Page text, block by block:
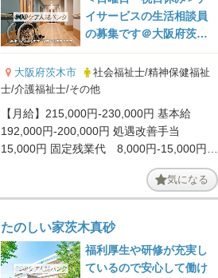
イサービスの生活相談員
の募集です＠大阪府茨木
市
大阪府茨木市
社会福祉士/精神保健福祉
士/介護福祉士/その他
【月給】215,000円-230,000円 基本給
192,000円-200,000円 処遇改善手当
15,000円 固定残業代 8,000円-15,000円
気になる
たのしい家茨木真砂
福利厚生や研修が充実し
ているので安心して働け